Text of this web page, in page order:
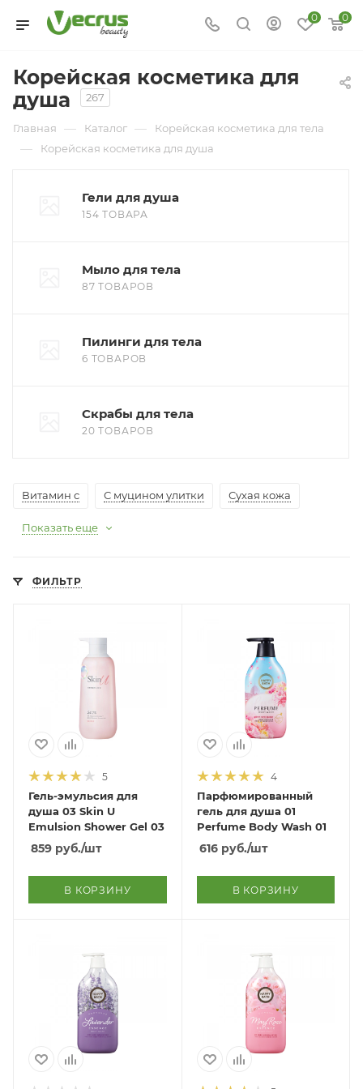
0 0
Корейская косметика для
душа
267
Главная — Каталог — Корейская косметика для тела
— Корейская косметика для душа
Гели для душа
154 ТОВАРА
Мыло для тела
87 ТОВАРОВ
Пилинги для тела
6 ТОВАРОВ
Скрабы для тела
20 ТОВАРОВ
Витамин с С муцином улитки Сухая кожа
Показать еще
ФИЛЬТР
5
Гель-эмульсия для
душа 03 Skin U
Emulsion Shower Gel 03
859 руб./шт
В КОРЗИНУ
4
Парфюмированный
гель для душа 01
Perfume Body Wash 01
616руб./шт
В КОРЗИНУ